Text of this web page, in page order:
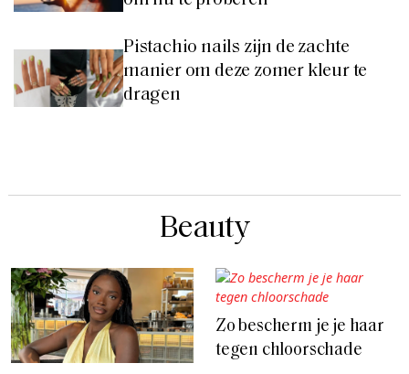
Pistachio nails zijn de zachte
manier om deze zomer kleur te
dragen
Beauty
Zo bescherm je je haar
tegen chloorschade